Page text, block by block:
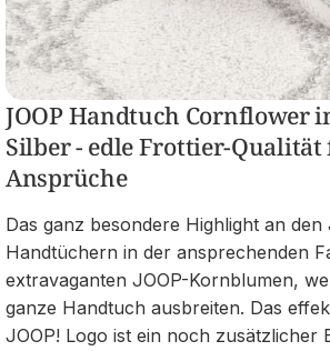
JOOP Handtuch Cornflower
Silber - edle Frottier-
Ansprüche
Das ganz besondere Highlight an
Handtüchern in der ansprechenden
extravaganten JOOP-Kornblumen,
ganze Handtuch ausbreiten. Das
JOOP! Logo ist ein noch zusätzlicher